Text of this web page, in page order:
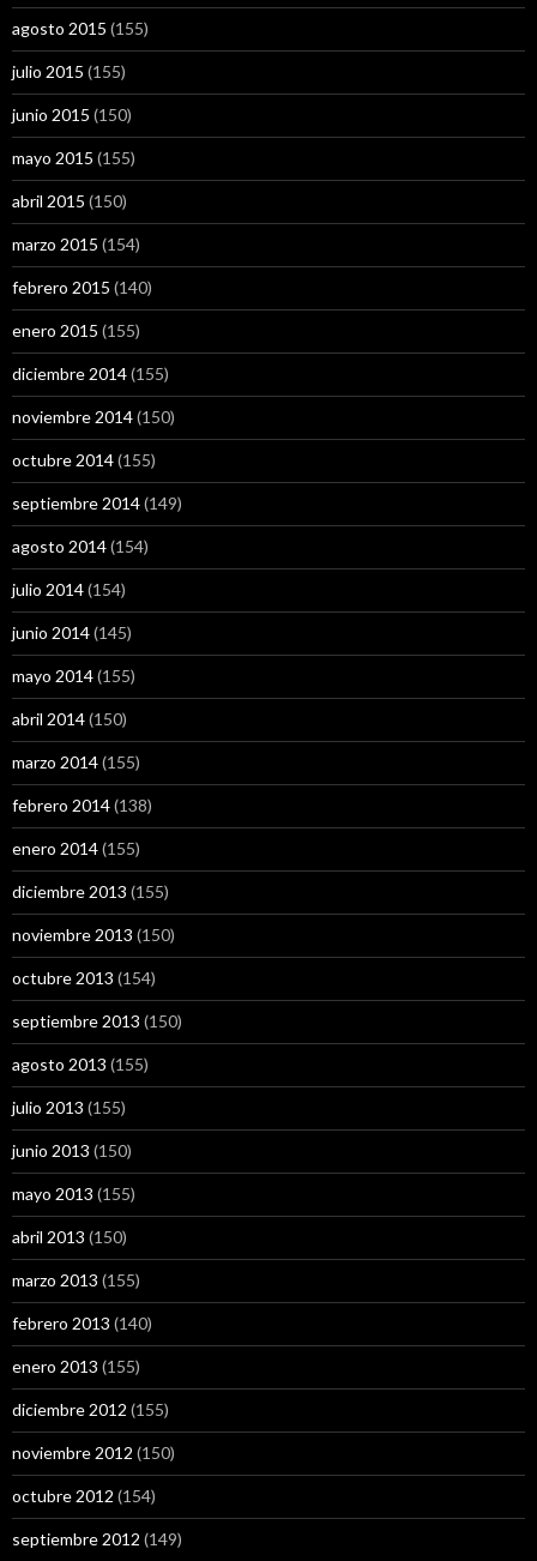
agosto 2015 (155)
julio 2015 (155)
junio 2015 (150)
mayo 2015 (155)
abril 2015 (150)
marzo 2015 (154)
febrero 2015 (140)
enero 2015 (155)
diciembre 2014(155)
noviembre 2014(150)
octubre 2014(155)
septiembre 2014(149)
agosto 2014(154)
julio 2014(154)
junio 2014(145)
mayo 2014(155)
abril 2014(150)
marzo 2014(155)
febrero 2014(138)
enero 2014(155)
diciembre 2013 (155)
noviembre 2013 (150)
octubre 2013 (154)
septiembre 2013 (150)
agosto 2013 (155)
julio 2013 (155)
junio 2013 (150)
mayo 2013 (155)
abril 2013 (150)
marzo 2013 (155)
febrero 2013 (140)
enero 2013 (155)
diciembre 2012 (155)
noviembre 2012 (150)
octubre 2012 (154)
septiembre 2012 (149)